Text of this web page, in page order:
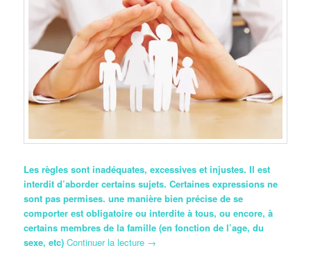
Les règles sont inadéquates, excessives et injustes. Il est
interdit d’aborder certains sujets. Certaines expressions ne
sont pas permises. une manière bien précise de se
comporter est obligatoire ou interdite à tous, ou encore, à
certains membres de la famille (en fonction de l’age, du
sexe, etc) Continuer la lecture →